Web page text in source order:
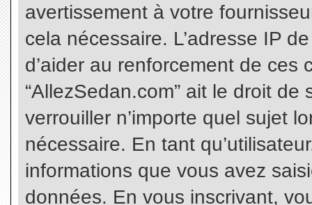
avertissement à votre
cela nécessaire. L’adresse IP
d’aider au renforcement de
“AllezSedan.com” ait le droit de
verrouiller n’importe quel sujet
nécessaire. En tant
informations que vous avez
données. En vous inscrivant,